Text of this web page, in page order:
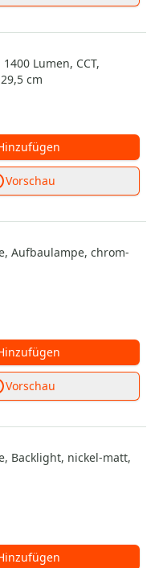
Lumen, CCT,
cm
Vorschau
Aufbaulampe, chrom-
Vorschau
Backlight, nickel-matt,